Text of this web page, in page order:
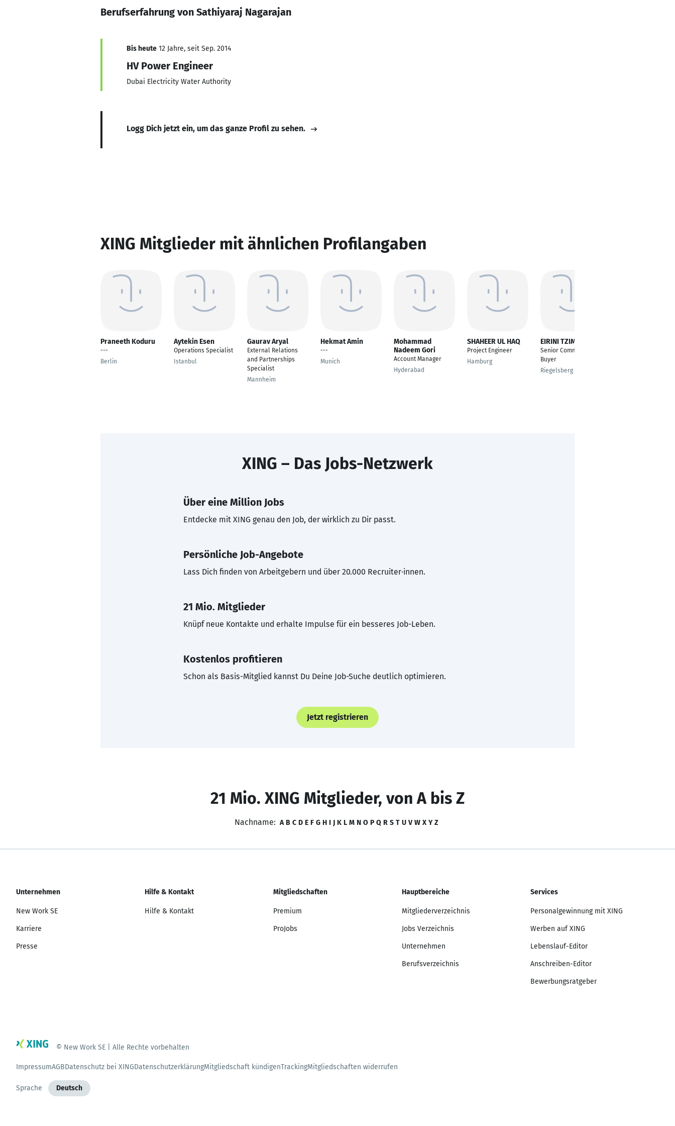
Berufserfahrung von Sathiyaraj Nagarajan
Bis heute 12 Jahre, seit Sep. 2014
HV Power Engineer
Dubai Electricity Water Authority
Logg Dich jetzt ein, um das ganze Profil zu sehen.
XING Mitglieder mit ähnlichen Profilangaben
Praneeth Koduru
---
Berlin
Aytekin Esen
Operations Specialist
Istanbul
Gaurav Aryal
External Relations
and Partnerships
Specialist
Mannheim
Hekmat Amin
---
Munich
Mohammad
Nadeem Gori
Account Manager
Hyderabad
SHAHEER UL HAQ
Project Engineer
Hamburg
EIRINI TZIMA
Senior Commodity
Buyer
Riegelsberg
XING – Das Jobs-Netzwerk
Über eine Million Jobs
Entdecke mit XING genau den Job, der wirklich zu Dir passt.
Persönliche Job-Angebote
Lass Dich finden von Arbeitgebern und über 20.000 Recruiter·innen.
21 Mio. Mitglieder
Knüpf neue Kontakte und erhalte Impulse für ein besseres Job-Leben.
Kostenlos profitieren
Schon als Basis-Mitglied kannst Du Deine Job-Suche deutlich optimieren.
Jetzt registrieren
21 Mio. XING Mitglieder, von A bis Z
Nachname: A B C D E F G H I J K L M N O P Q R S T U V W X Y Z
Unternehmen
New Work SE
Karriere
Presse
Hilfe & Kontakt
Hilfe & Kontakt
Mitgliedschaften
Premium
ProJobs
Hauptbereiche
Mitgliederverzeichnis
Jobs Verzeichnis
Unternehmen
Berufsverzeichnis
Services
Personalgewinnung mit XING
Werben auf XING
Lebenslauf-Editor
Anschreiben-Editor
Bewerbungsratgeber
© New Work SE | Alle Rechte vorbehalten
ImpressumAGBDatenschutz bei XINGDatenschutzerklärungMitgliedschaft kündigenTrackingMitgliedschaften widerrufen
Sprache Deutsch